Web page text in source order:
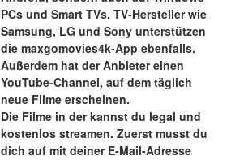
PCs und Smart TVs. TV-Hersteller wie
Samsung, LG und Sony unterstützen
die maxgomovies4k-App ebenfalls.
Außerdem hat der Anbieter einen
YouTube-Channel, auf dem täglich
neue Filme erscheinen.
Die Filme in der kannst du legal und
kostenlos streamen. Zuerst musst du
dich auf mit deiner E-Mail-Adresse